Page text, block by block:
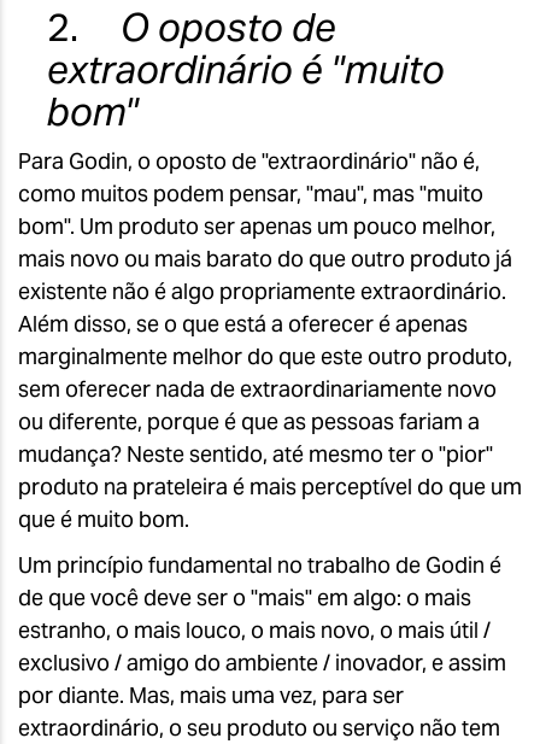
2. O oposto de
extraordinário é "muito
bom"
Para Godin, o oposto de "extraordinário" não é,
como muitos podem pensar, "mau", mas "muito
bom". Um produto ser apenas um pouco melhor,
mais novo ou mais barato do que outro produto já
existente não é algo propriamente extraordinário.
Além disso, se o que está a oferecer é apenas
marginalmente melhor do que este outro produto,
sem oferecer nada de extraordinariamente novo
ou diferente, porque é que as pessoas fariam a
mudança? Neste sentido, até mesmo ter o "pior"
produto na prateleira é mais perceptível do que um
que é muito bom.
Um princípio fundamental no trabalho de Godin é
de que você deve ser o "mais" em algo: o mais
estranho, o mais louco, o mais novo, o mais útil /
exclusivo / amigo do ambiente / inovador, e assim
por diante. Mas, mais uma vez, para ser
extraordinário, o seu produto ou serviço não tem